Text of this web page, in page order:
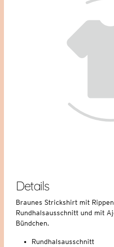
Details
Braunes Strickshirt mit
Rundhalsausschnitt und mit
Bündchen.
Rundhalsausschnitt